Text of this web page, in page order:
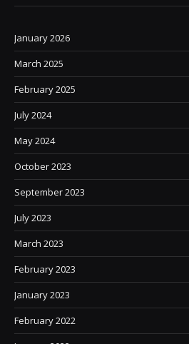
January 2026
March 2025
February 2025
July 2024
May 2024
October 2023
September 2023
July 2023
March 2023
February 2023
January 2023
February 2022